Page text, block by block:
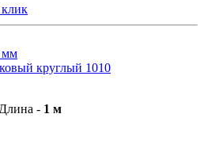
круглый 1010
- 1 м